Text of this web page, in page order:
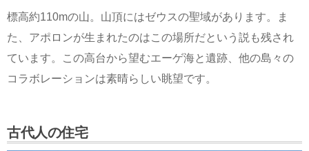
標高約110mの山。山頂にはゼウスの聖域があります。ま
た、アポロンが生まれたのはこの場所だという説も残され
ています。この高台から望むエーゲ海と遺跡、他の島々の
コラボレーションは素晴らしい眺望です。
古代人の住宅